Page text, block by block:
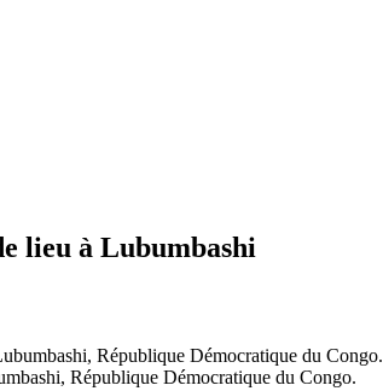
lieu à Lubumbashi
République Démocratique du Congo.
République Démocratique du Congo.